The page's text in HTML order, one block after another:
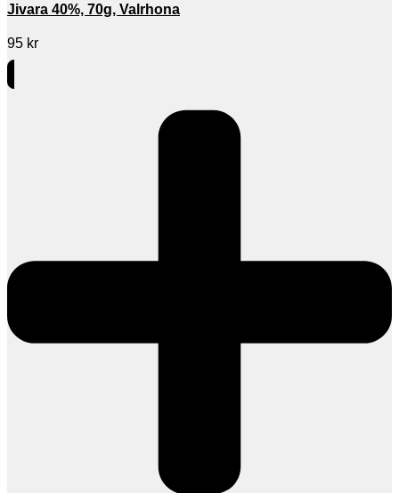
Jivara 40%, 70g, Valrhona
95 kr